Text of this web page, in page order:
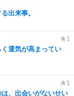
出来事。
運気が高まってい
、出会いがないせい